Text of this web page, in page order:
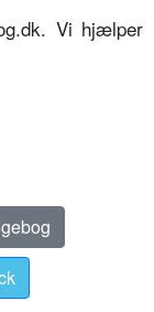
Vi hjælper